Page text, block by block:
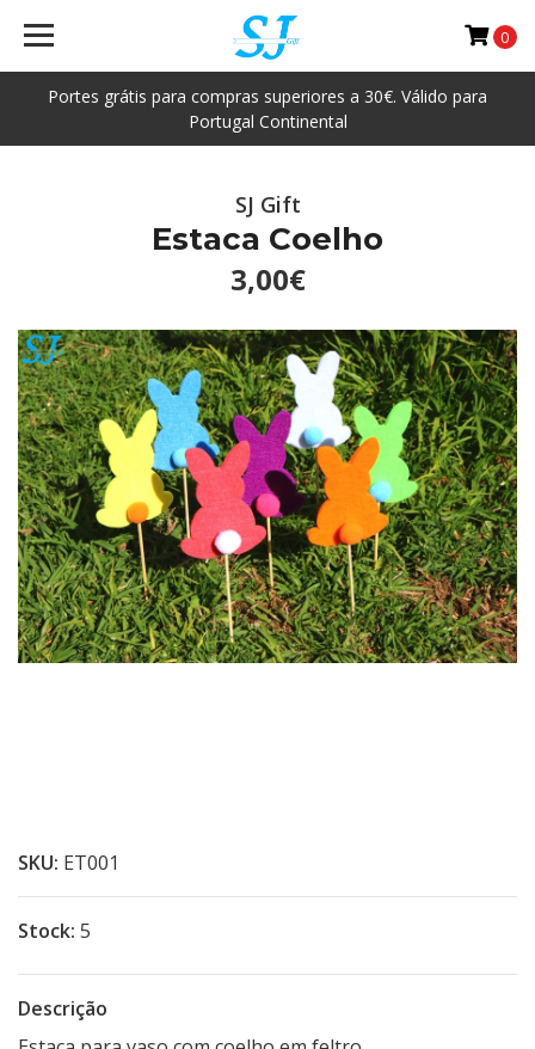
Portes grátis para compras superiores a 30€. Válido para
Portugal Continental
0
SJ Gift
Estaca Coelho
3,00€
SKU: ET001
Stock: 5
Descrição